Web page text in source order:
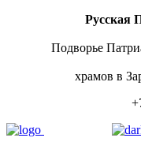
Русская
Подворье
храмов в